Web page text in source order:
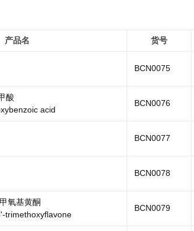
产品名 货号
BCN0075
酸
acid
BCN0076
BCN0077
BCN0078
氧基黄酮
trimethoxyflavone
BCN0079